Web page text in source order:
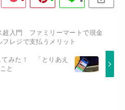
超入門 ファミリーマートで現金
フレジで支払うメリット
てみた！ 「とりあえ
と